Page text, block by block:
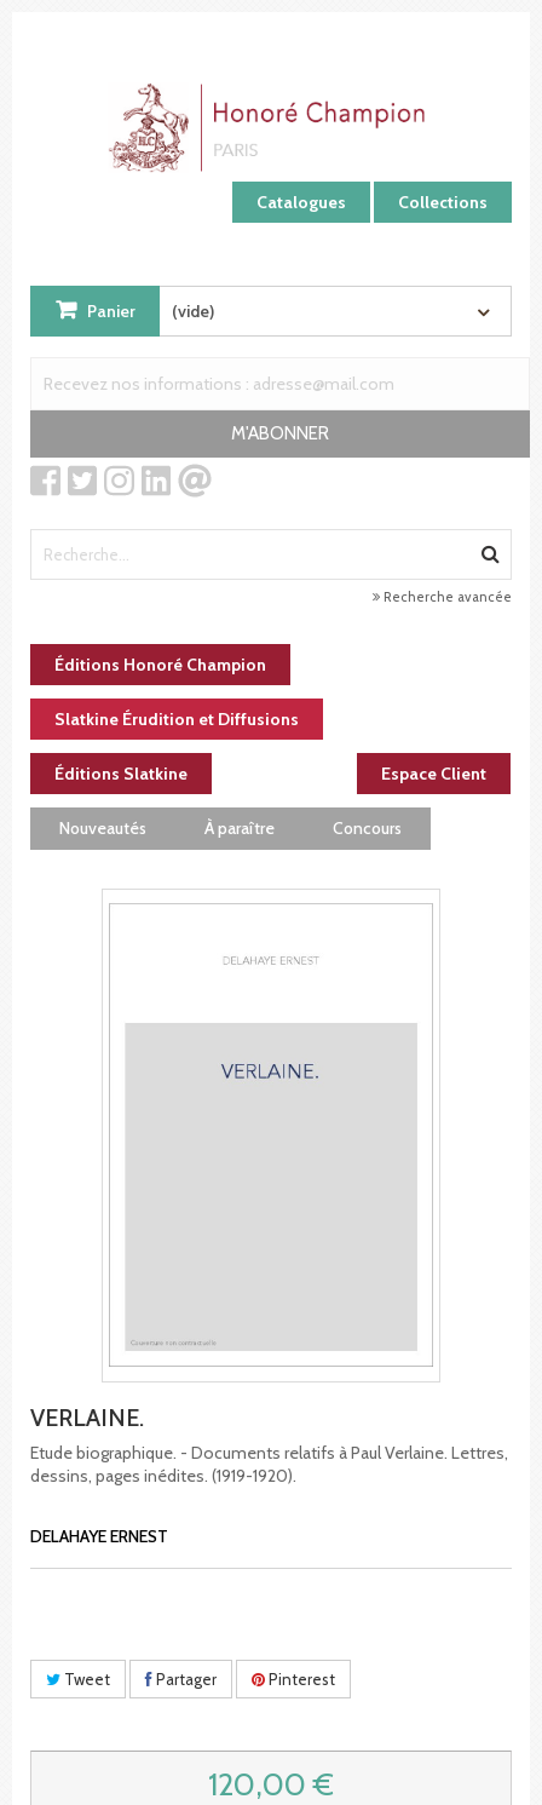
Catalogues Collections
Panier (vide)
M'ABONNER
Recherche avancée
Éditions Honoré Champion
Slatkine Érudition et Diffusions
Éditions Slatkine Espace Client
Nouveautés À paraître Concours
VERLAINE.
Etude biographique. - Documents relatifs à Paul Verlaine. Lettres,
dessins, pages inédites. (1919-1920).
DELAHAYE ERNEST
Tweet Partager Pinterest
120,00 €